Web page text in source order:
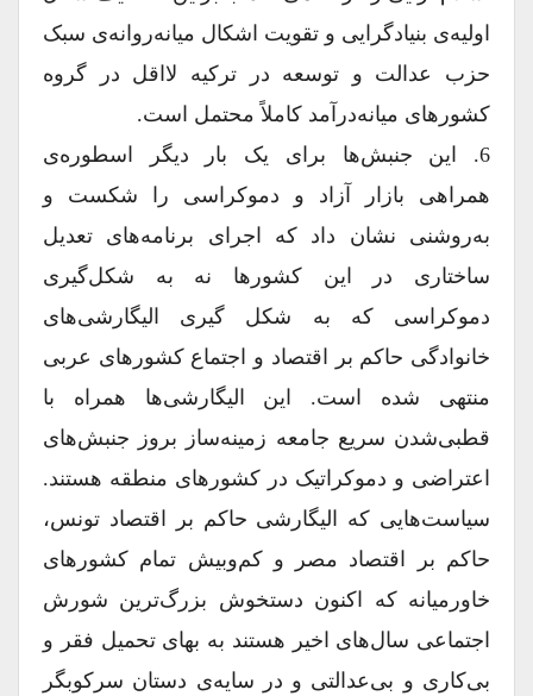
اولیه‌ی بنیادگرایی و تقویت اشکال میانه‌روانه‌ی سبک
حزب عدالت و توسعه در ترکیه لااقل در گروه
کشورهای میانه‌درآمد کاملاً محتمل است.
6. این جنبش‌ها برای یک بار دیگر اسطوره‌ی
همراهی بازار آزاد و دموکراسی را شکست و
به‌روشنی نشان داد که اجرای برنامه‌های تعدیل
ساختاری در این کشورها نه به شکل‌گیری
دموکراسی که به شکل گیری الیگارشی‌های
خانوادگی حاکم بر اقتصاد و اجتماع کشورهای عربی
منتهی شده است. این الیگارشی‌ها همراه با
قطبی‌شدن سریع جامعه زمینه‌ساز بروز جنبش‌های
اعتراضی و دموکراتیک در کشورهای منطقه هستند.
سیاست‌هایی که الیگارشی حاکم بر اقتصاد تونس،
حاکم بر اقتصاد مصر و کم‌وبیش تمام کشورهای
خاورمیانه که اکنون دستخوش بزرگ‌ترین شورش
اجتماعی سال‌های اخیر هستند به بهای تحمیل فقر و
بی‌کاری و بی‌عدالتی و در سایه‌ی دستان سرکوبگر